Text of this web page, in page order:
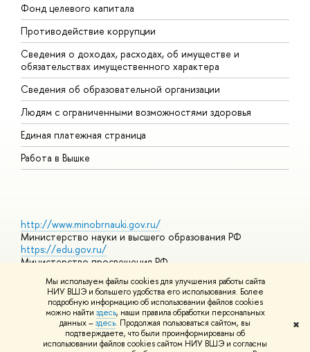
Мы используем файлы cookies для улучшения работы сайта
НИУ ВШЭ и большего удобства его использования. Более
подробную информацию об использовании файлов cookies
можно найти здесь, наши правила обработки персональных
данных –здесь. Продолжая пользоваться сайтом, вы
подтверждаете, что были проинформированы об
использовании файлов cookies сайтом НИУ ВШЭ и согласны
✖
Фонд целевого капитала
Противодействие коррупции
Сведения о доходах, расходах, об имуществе и
обязательствах имущественного характера
Сведения об образовательной организации
Людям с ограниченными возможностями здоровья
Единая платежная страница
Работа в Вышке
http://www.minobrnauki.gov.ru/
Министерство науки и высшего образования РФ
https://edu.gov.ru/
Министерство просвещения РФ
Массовые открытые онлайн-курсы
© НИУ ВШЭ 1993–2026 Адреса и контактыУсловия
использования материалов Политика конфиденциальности